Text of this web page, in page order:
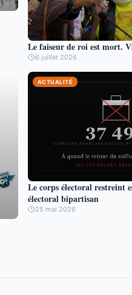
Le faiseur de roi est mort.
6 juillet 2026
ACTUALITÉ
Le corps électoral restreint
électoral bipartisan
25 mai 2026